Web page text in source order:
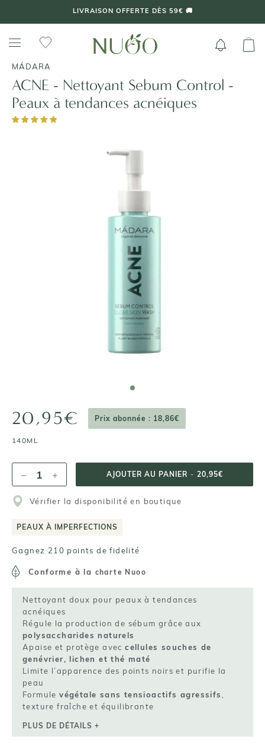
LIVRAISON OFFERTE DÈS 59€ 🚚
MÁDARA
ACNE - Nettoyant Sebum Control -
Peaux à tendances acnéiques
20,95€ Prix abonnée : 18,86€
140ML
AJOUTER AU PANIER - 20,95€
Vérifier la disponibilité en boutique
PEAUX À IMPERFECTIONS
Gagnez 210 points de fidelité
Conforme à la charte Nuoo
Nettoyant doux pour peaux à tendances
acnéiques
Régule la production de sébum grâce aux
polysaccharides naturels
Apaise et protège aveccellules souches de
genévrier, lichen et thé maté
Limite l’apparence des points noirs et purifie la
peau
Formulevégétale sans tensioactifs agressifs
texture fraîche et équilibrante
PLUS DE DÉTAILS +